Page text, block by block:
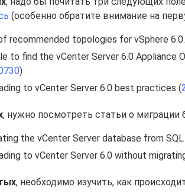
(особенно обратите внимание на
recommended topologies for vSphere
to find the vCenter Server 6.0 Appliance
)
to vCenter Server 6.0 best practices (
, нужно посмотреть статьи о миграции
the vCenter Server database from
to vCenter Server 6.0 without
, необходимо изучить, как